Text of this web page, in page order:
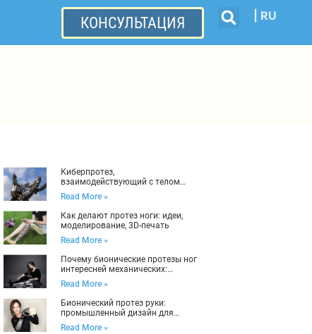
КОНСУЛЬТАЦИЯ | RU
Киберпротез,
взаимодействующий с телом
через нейроинтерфейс:
промышленный дизайн
Read More »
Как делают протез ноги: идеи,
моделирование, 3D-печать
Read More »
Почему бионические протезы ног
интересней механических:
промышленный дизайн
Read More »
Бионический протез руки:
промышленный дизайн для
полноценной жизни
Read More »